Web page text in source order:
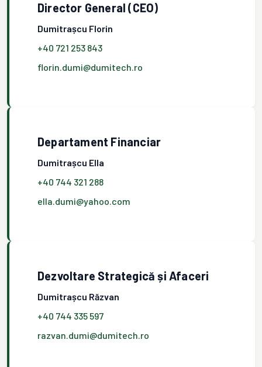
Director General (CEO)
Dumitrașcu Florin
+40 721 253 843
florin.dumi@dumitech.ro
Departament Financiar
Dumitrașcu Ella
+40 744 321 288
ella.dumi@yahoo.com
Dezvoltare Strategică și Afaceri
Dumitrașcu Răzvan
+40 744 335 597
razvan.dumi@dumitech.ro